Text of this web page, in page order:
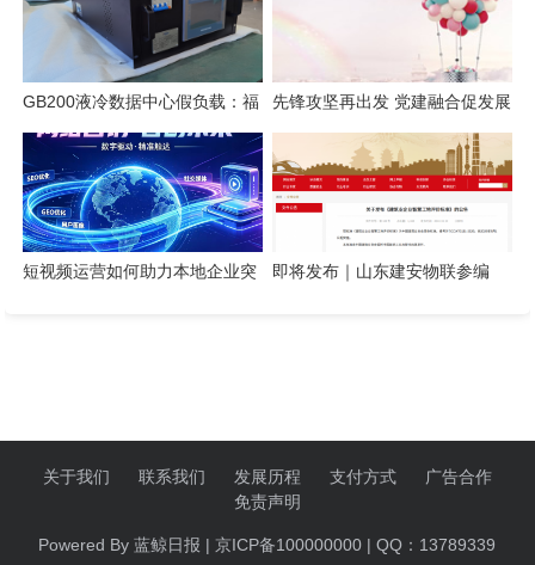
GB200液冷数据中心假负载：福
德电子风液混合方案实战解析
先锋攻坚再出发 党建融合促发展
光大永明人寿召开党员先锋队成
果交流暨党建与业务融合座谈会
短视频运营如何助力本地企业突
即将发布｜山东建安物联参编
关于我们 联系我们 发展历程 支付方式
广告合作
免责声明
Powered By 蓝鲸日报 | 京ICP备100000000 | QQ：13789339